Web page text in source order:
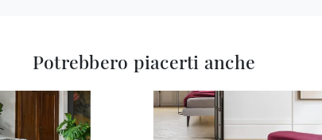
Potrebbero piacerti anche